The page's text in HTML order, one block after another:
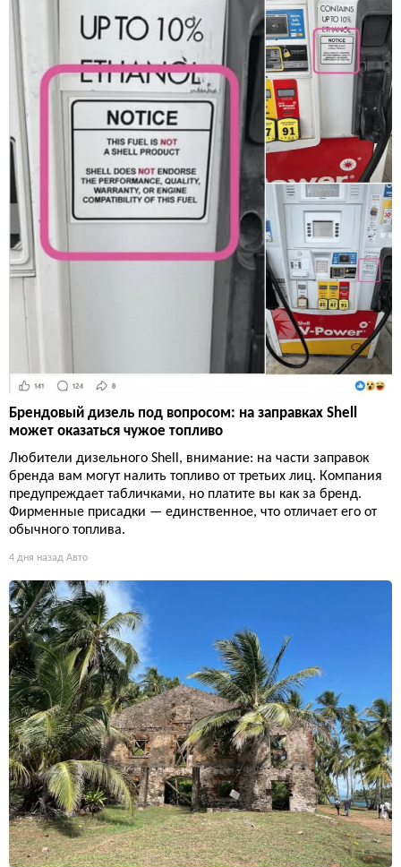
Брендовый дизель под вопросом: на заправках Shell
может оказаться чужое топливо
Любители дизельного Shell, внимание: на части заправок
бренда вам могут налить топливо от третьих лиц. Компания
предупреждает табличками, но платите вы как за бренд.
Фирменные присадки — единственное, что отличает его от
обычного топлива.
4 дня назад Авто